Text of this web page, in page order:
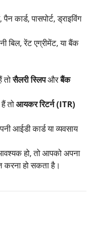
कार्ड, पासपोर्ट, ड्राइविंग
बिल, रेंट एग्रीमेंट, या बैंक
तोसैलरी स्लिपऔरबैंक
तोआयकर रिटर्न (ITR)
आईडी कार्ड या व्यवसाय
हो, तो आपको अपना
करना हो सकता है।